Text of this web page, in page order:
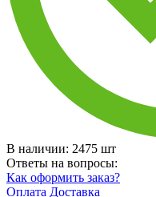
В наличии: 2475 шт
Ответы на вопросы:
Как оформить заказ?
Оплата Доставка